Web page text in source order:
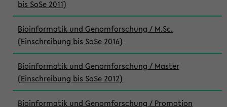
bis SoSe 2011)
Bioinformatik und Genomforschung / M.Sc.
(Einschreibung bis SoSe 2016)
Bioinformatik und Genomforschung / Master
(Einschreibung bis SoSe 2012)
Bioinformatik und Genomforschung / Promotion